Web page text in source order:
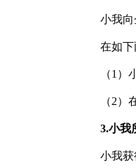
小我
在如
（1）
（2）
3.小我
小我获